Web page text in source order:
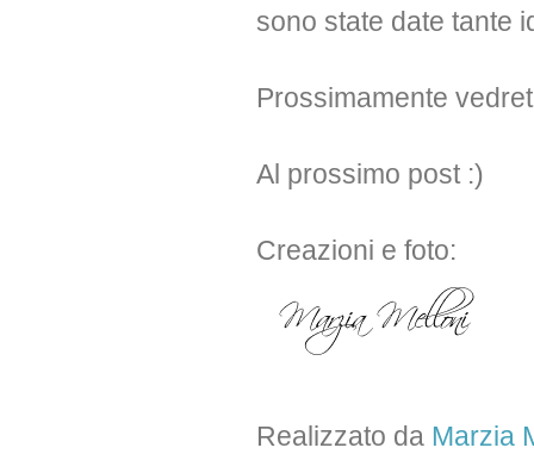
sono state date tante
Prossimamente
Al prossimo post :)
Creazioni e foto:
Realizzato da Marzia